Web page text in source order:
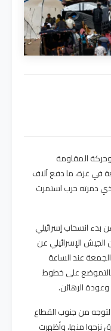
المقاومة
في غزة، ما دفع آلاف
دمرته حرب استمرت
بدء انسحاب إسرائيلي
الجيش الإسرائيلي عن
عند الساعة
بالتموضع على خطوط
وعودة الرهائن.
من جنوب القطاع
منها، وأظهرت